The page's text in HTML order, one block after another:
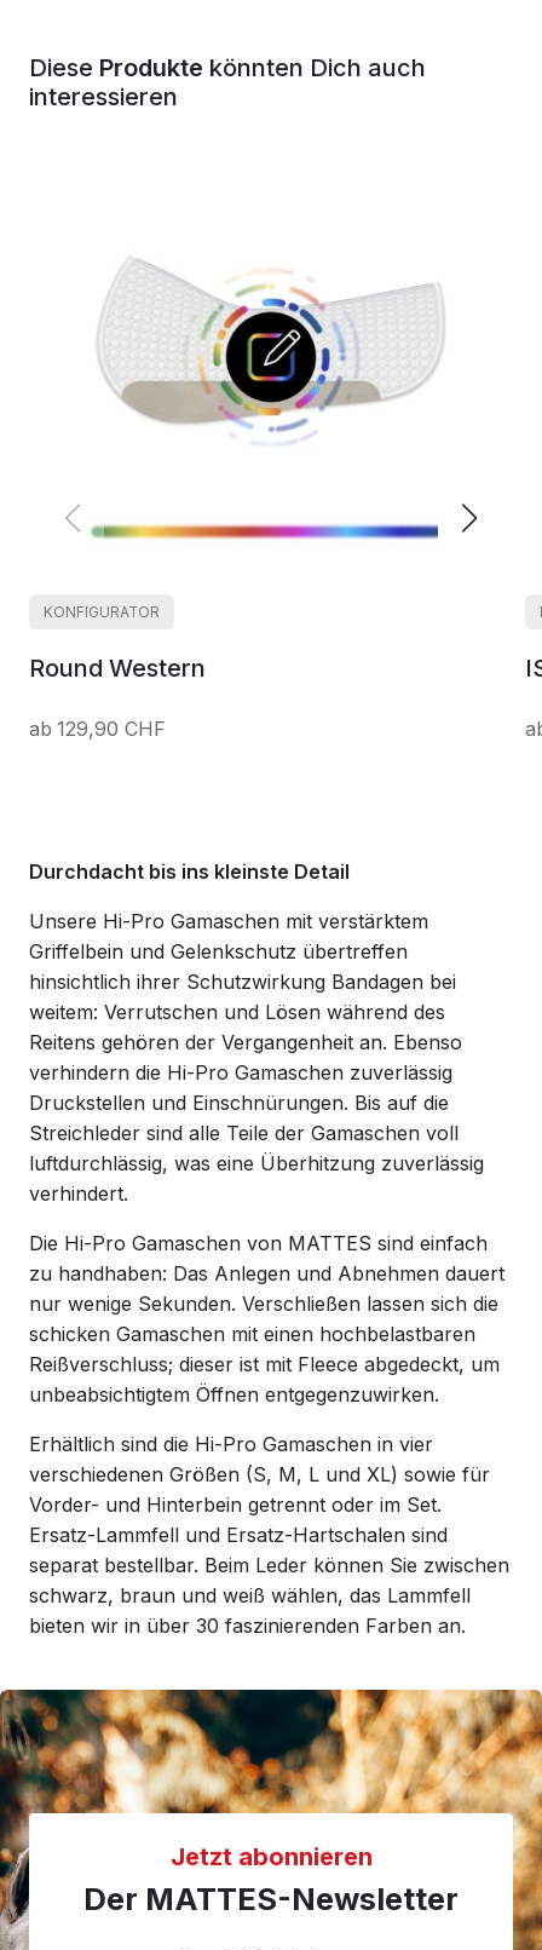
Diese Produkte könnten Dich auch
interessieren
KONFIGURATOR
Round Western
129,90 CHF
Durchdacht bis ins kleinste Detail
Unsere Hi-Pro Gamaschen mit verstärktem
Griffelbein und Gelenkschutz übertreffen
hinsichtlich ihrer Schutzwirkung Bandagen bei
weitem: Verrutschen und Lösen während des
Reitens gehören der Vergangenheit an. Ebenso
verhindern die Hi-Pro Gamaschen zuverlässig
Druckstellen und Einschnürungen. Bis auf die
Streichleder sind alle Teile der Gamaschen voll
luftdurchlässig, was eine Überhitzung zuverlässig
verhindert.
Die Hi-Pro Gamaschen von MATTES sind einfach
zu handhaben: Das Anlegen und Abnehmen dauert
nur wenige Sekunden. Verschließen lassen sich die
schicken Gamaschen mit einen hochbelastbaren
Reißverschluss; dieser ist mit Fleece abgedeckt, um
unbeabsichtigtem Öffnen entgegenzuwirken.
Erhältlich sind die Hi-Pro Gamaschen in vier
verschiedenen Größen (S, M, L und XL) sowie für
Vorder- und Hinterbein getrennt oder im Set.
Ersatz-Lammfell und Ersatz-Hartschalen sind
separat bestellbar. Beim Leder können Sie zwischen
schwarz, braun und weiß wählen, das Lammfell
bieten wir in über 30 faszinierenden Farben an.
Jetzt abonnieren
Der MATTES-Newsletter